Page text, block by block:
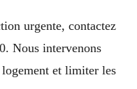
urgente, contactez
Nous intervenons
et limiter les